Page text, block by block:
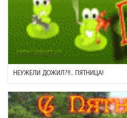
НЕУЖЕЛИ ДОЖИЛ?!!.. ПЯТНИЦА!